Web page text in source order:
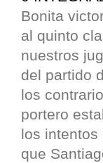
Bonita
al quinto
nuestros
del partido
los
portero
los intentos
que